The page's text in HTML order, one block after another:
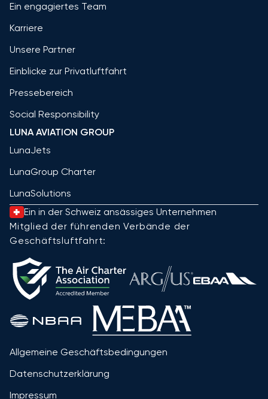
Ein engagiertes Team
Karriere
Unsere Partner
Einblicke zur Privatluftfahrt
Pressebereich
Social Responsibility
LUNA AVIATION GROUP
LunaJets
LunaGroup Charter
LunaSolutions
Ein in der Schweiz ansässiges Unternehmen
Mitglied der führenden Verbände der
Geschäftsluftfahrt:
Allgemeine Geschäftsbedingungen
Datenschutzerklärung
Impressum